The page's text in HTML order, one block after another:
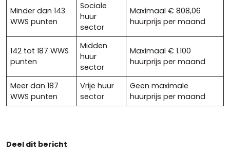
Minder dan 143
WWS punten
Sociale
huur
sector
Maximaal € 808,06
huurprijs per maand
142 tot 187 WWS
punten
Midden
huur
sector
Maximaal € 1.100
huurprijs per maand
Meer dan 187
WWS punten
Vrije huur
sector
Geen maximale
huurprijs per maand
Deel dit bericht